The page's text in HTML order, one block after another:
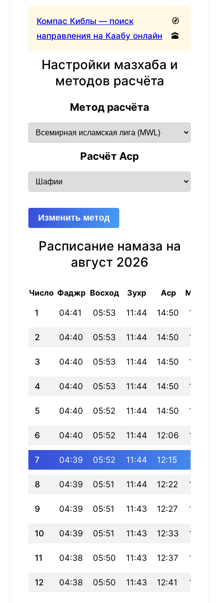
Компас Киблы — поиск
направления на Каабу онлайн
🧭
🕋
Настройки мазхаба и
методов расчёта
Метод расчёта
Расчёт Аср
Изменить метод
Расписание намаза на
август 2026
Число Фаджр Восход Зухр Аср Магриб
1 04:41 05:53 11:44 14:50 17:35
2 04:40 05:53 11:44 14:50 17:35
3 04:40 05:53 11:44 14:50 17:35
4 04:40 05:53 11:44 14:50 17:36
5 04:40 05:52 11:44 14:50 17:36
6 04:40 05:52 11:44 12:06 17:36
7 04:39 05:52 11:44 12:15 17:36
8 04:39 05:51 11:44 12:22 17:36
9 04:39 05:51 11:43 12:27 17:36
10 04:39 05:51 11:43 12:33 17:36
11 04:38 05:50 11:43 12:37 17:36
12 04:38 05:50 11:43 12:41 17:36